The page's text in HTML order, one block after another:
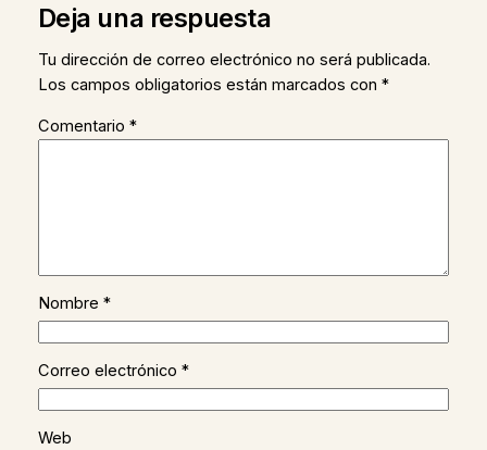
Deja una respuesta
Tu dirección de correo electrónico no será publicada.
Los campos obligatorios están marcados con *
Comentario *
Nombre *
Correo electrónico *
Web